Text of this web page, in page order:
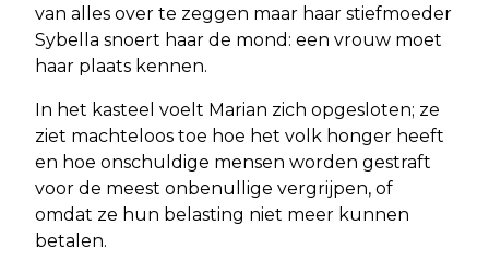
van alles over te zeggen maar haar stiefmoeder
Sybella snoert haar de mond: een vrouw moet
haar plaats kennen.
In het kasteel voelt Marian zich opgesloten; ze
ziet machteloos toe hoe het volk honger heeft
en hoe onschuldige mensen worden gestraft
voor de meest onbenullige vergrijpen, of
omdat ze hun belasting niet meer kunnen
betalen.